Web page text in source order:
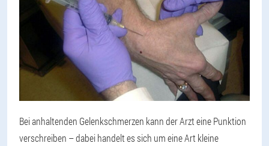
Bei anhaltenden Gelenkschmerzen kann der Arzt eine Punktion
verschreiben – dabei handelt es sich um eine Art kleine